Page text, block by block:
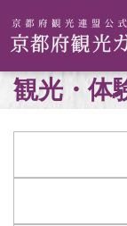
観光・体